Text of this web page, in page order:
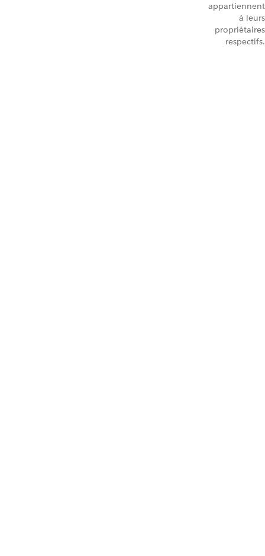
appartiennent
à leurs
propriétaires
respectifs.